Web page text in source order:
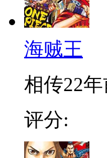
海贼王
相传22
评分: